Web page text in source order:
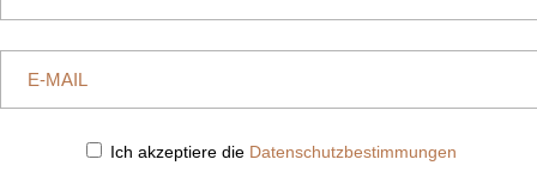
Ich akzeptiere die Datenschutzbestimmungen